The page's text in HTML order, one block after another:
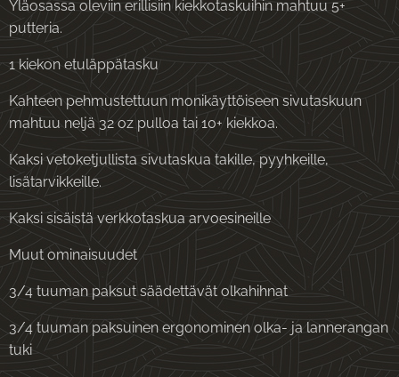
Yläosassa oleviin erillisiin kiekkotaskuihin mahtuu 5+
putteria.
1 kiekon etuläppätasku
Kahteen pehmustettuun monikäyttöiseen sivutaskuun
mahtuu neljä 32 oz pulloa tai 10+ kiekkoa.
Kaksi vetoketjullista sivutaskua takille, pyyhkeille,
lisätarvikkeille.
Kaksi sisäistä verkkotaskua arvoesineille
Muut ominaisuudet
3/4 tuuman paksut säädettävät olkahihnat
3/4 tuuman paksuinen ergonominen olka- ja lannerangan
tuki